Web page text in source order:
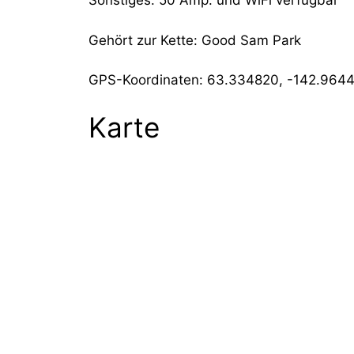
Gehört zur Kette: Good Sam Park
GPS-Koordinaten: 63.334820, -
Karte